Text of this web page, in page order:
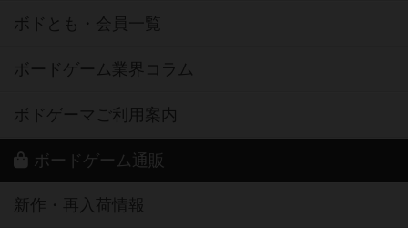
ボドとも・会員一覧
ボードゲーム業界コラム
ボドゲーマご利用案内
ボードゲーム通販
新作・再入荷情報